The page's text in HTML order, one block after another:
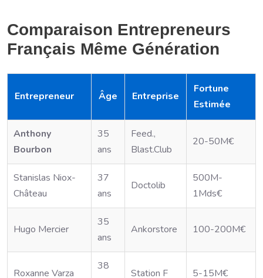
Comparaison Entrepreneurs
Français Même Génération
Entrepreneur Âge Entreprise
Fortune
Estimée
Anthony
Bourbon
35
ans
Feed.,
Blast.Club
20-50M€
Stanislas Niox-
Château
37
ans
Doctolib
500M-
1Mds€
Hugo Mercier
35
ans
Ankorstore 100-200M€
Roxanne Varza
38
Station F 5-15M€